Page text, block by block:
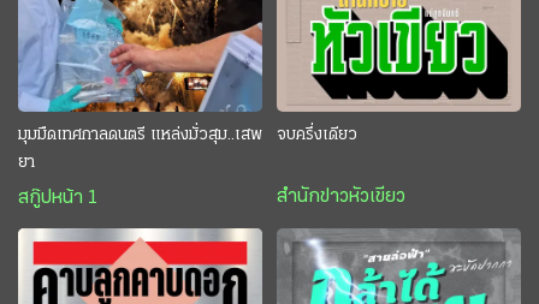
มุมมืดเทศกาลดนตรี แหล่งมั่วสุม..เสพ
ยา
สกู๊ปหน้า 1
จบครึ่งเดียว
สำนักข่าวหัวเขียว